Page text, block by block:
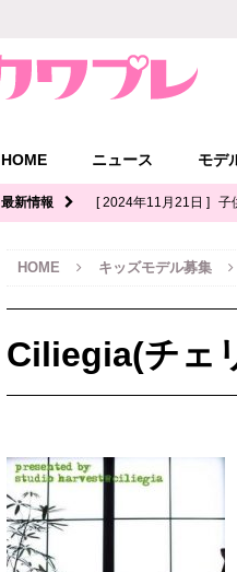
HOME ニュース モデ
最新情報 [ 2024年11月21日 ] 子
[ 2024年11月12日 ]
デル募集
[ 2024年11月11日 ]
「
ッズモデル募集
HOME キッズモデル募集
Ciliegia(チェ